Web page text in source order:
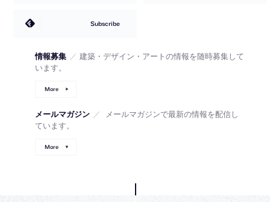
Subscribe
情報募集 ／ 建築・デザイン・アートの情報を随時募集して
います。
More
メールマガジン ／
メールマガジンで最新の情報を配信し
ています。
More